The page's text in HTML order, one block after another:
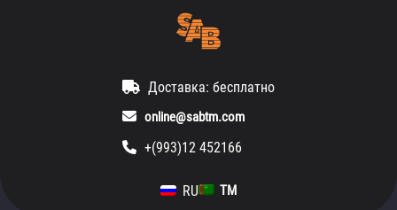
Доставка: бесплатно
online@sabtm.com
+(993)12 452166
RU TM